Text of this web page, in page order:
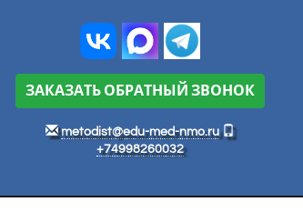
ЗАКАЗАТЬ ОБРАТНЫЙ ЗВОНОК
metodist@edu-med-nmo.ru
+74998260032